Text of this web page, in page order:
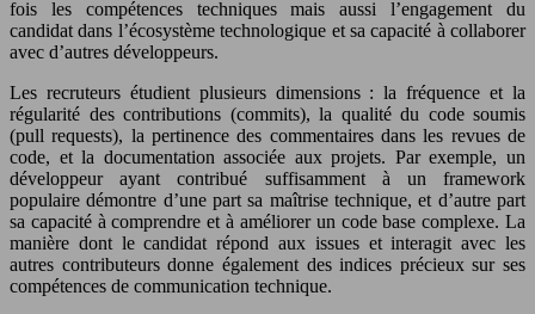
fois les compétences techniques mais aussi l’engagement du
candidat dans l’écosystème technologique et sa capacité à collaborer
avec d’autres développeurs.
Les recruteurs étudient plusieurs dimensions : la fréquence et la
régularité des contributions (commits), la qualité du code soumis
(pull requests), la pertinence des commentaires dans les revues de
code, et la documentation associée aux projets. Par exemple, un
développeur ayant contribué suffisamment à un framework
populaire démontre d’une part sa maîtrise technique, et d’autre part
sa capacité à comprendre et à améliorer un code base complexe. La
manière dont le candidat répond aux issues et interagit avec les
autres contributeurs donne également des indices précieux sur ses
compétences de communication technique.